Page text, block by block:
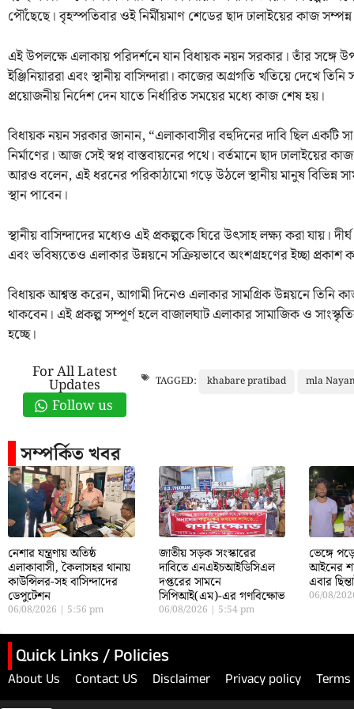
পৌঁছেছে। বৃহস্পতিবার ওই নির্মীয়মাণ শেডের ছাদ ঢালাইয়ের কাজ
এই উপলক্ষে এলাকায় পরিদর্শনে যান বিধায়ক নয়ন সরকার। তাঁর সঙ্গে
ইঞ্জিনিয়াররা এবং স্থানীয় বাসিন্দারা। কাজের অগ্রগতি খতিয়ে দেখে
প্রয়োজনীয় নির্দেশ দেন যাতে নির্ধারিত সময়ের মধ্যে কাজ শেষ হয়।
বিধায়ক নয়ন সরকার জানান, “এলাকাবাসীর বহুদিনের দাবি ছিল একটি
নির্মাণের। আজ সেই স্বপ্ন বাস্তবায়নের পথে। বর্তমানে ছাদ ঢালাইয়ের
আরও বলেন, এই ধরনের পরিকাঠামো গড়ে উঠলে স্থানীয় মানুষ বিভিন্ন
স্থান পাবেন।
স্থানীয় বাসিন্দাদের মধ্যেও এই প্রকল্পকে ঘিরে উৎসাহ লক্ষ্য করা যায়।
এবং ভবিষ্যতেও এলাকার উন্নয়নে সক্রিয়ভাবে অংশগ্রহণের ইচ্ছা প্রকাশ
বিধায়ক আশ্বস্ত করেন, আগামী দিনেও এলাকার সামগ্রিক উন্নয়নে তিনি
থাকবেন। এই প্রকল্প সম্পূর্ণ হলে বাজালঘাট এলাকার সামাজিক ও
হচ্ছে।
For All Latest
Updates
Follow us
TAGGED: khabare pratibad mla
সম্পর্কিত খবর
নেশার যন্ত্রণায় অতিষ্ঠ
এলাকাবাসী, কৈলাসহর থানায়
কাউন্সিলর-সহ বাসিন্দাদের
ডেপুটেশন
06/08/2026 5:56 pm
জাতীয় সড়ক সংস্কারের
দাবিতে এনএইচআইডিসিএল
দপ্তরের সামনে
সিপিআই(এম)-এর গণবিক্ষোভ
06/08/2026 5:54 pm
ভেঙ্গে
আইনের
এবার
06/08/
Quick Links / Policies
About Us Contact US Disclaimer Privacy policy